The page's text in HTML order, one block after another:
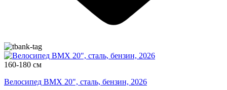
160-180 см
Велосипед BMX 20", сталь, бензин, 2026